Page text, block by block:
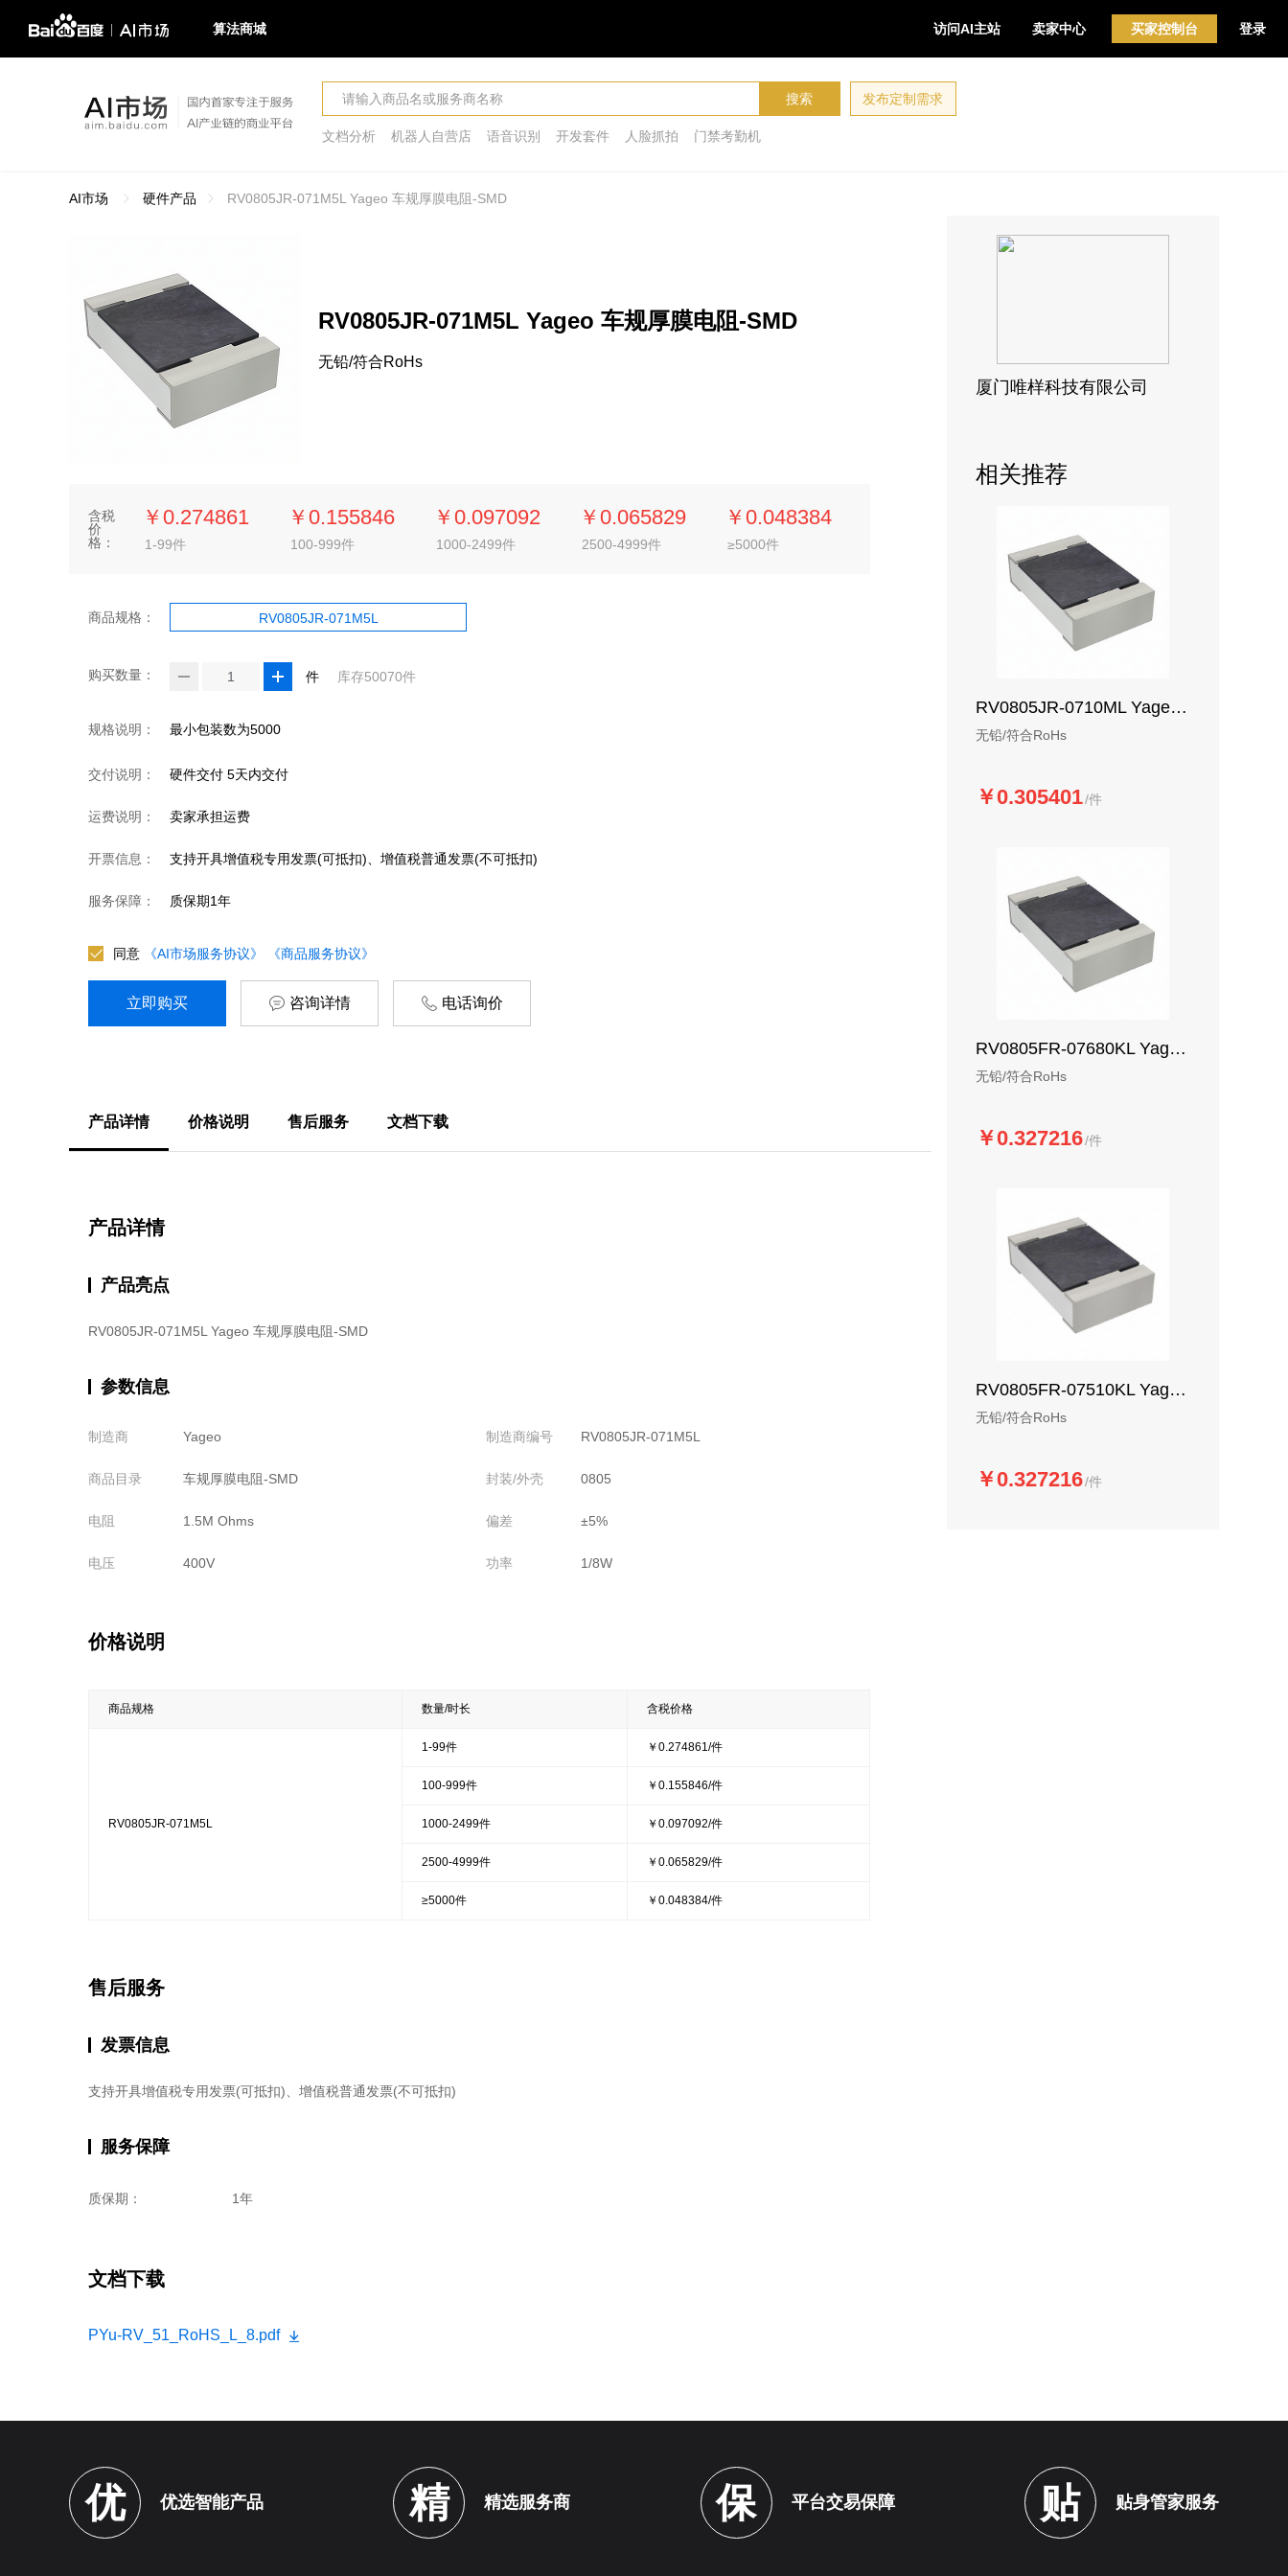
算法商城 访问AI主站 卖家中心 买家控制台 登录
搜索 发布定制需求
文档分析 机器人自营店 语音识别 开发套件 人脸抓拍 门禁考勤机
AI市场 硬件产品 RV0805JR-071M5L Yageo 车规厚膜电阻-SMD
RV0805JR-071M5L Yageo 车规厚膜电阻-SMD
无铅/符合RoHs
含税
价
格：
￥0.274861
1-99件
￥0.155846
100-999件
￥0.097092
1000-2499件
￥0.065829
2500-4999件
￥0.048384
≥5000件
商品规格： RV0805JR-071M5L
购买数量： 件 库存50070件
规格说明： 最小包装数为5000
交付说明： 硬件交付 5天内交付
运费说明： 卖家承担运费
开票信息： 支持开具增值税专用发票(可抵扣)、增值税普通发票(不可抵扣)
服务保障： 质保期1年
同意 《AI市场服务协议》 《商品服务协议》
立即购买 咨询详情 电话询价
产品详情 价格说明 售后服务 文档下载
产品详情
产品亮点
RV0805JR-071M5L Yageo 车规厚膜电阻-SMD
参数信息
制造商 Yageo 制造商编号 RV0805JR-071M5L
商品目录 车规厚膜电阻-SMD 封装/外壳 0805
电阻 1.5M Ohms 偏差 ±5%
电压 400V 功率 1/8W
价格说明
商品规格 数量/时长 含税价格
RV0805JR-071M5L
1-99件 ￥0.274861/件
100-999件 ￥0.155846/件
1000-2499件 ￥0.097092/件
2500-4999件 ￥0.065829/件
≥5000件 ￥0.048384/件
售后服务
发票信息
支持开具增值税专用发票(可抵扣)、增值税普通发票(不可抵扣)
服务保障
质保期： 1年
文档下载
PYu-RV_51_RoHS_L_8.pdf
厦门唯样科技有限公司
相关推荐
RV0805JR-0710ML Yageo 车规厚膜电阻-SMD
无铅/符合RoHs
￥0.305401/件
RV0805FR-07680KL Yageo 车规厚膜电阻-SMD
无铅/符合RoHs
￥0.327216/件
RV0805FR-07510KL Yageo 车规厚膜电阻-SMD
无铅/符合RoHs
￥0.327216/件
优 优选智能产品 精 精选服务商 保 平台交易保障 贴 贴身管家服务